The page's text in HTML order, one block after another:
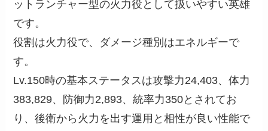
ットランチャー型の火力役として扱いやすい英雄
です。
役割は火力役で、ダメージ種別はエネルギーで
す。
Lv.150時の基本ステータスは攻撃力24,403、体力
383,829、防御力2,893、統率力350とされてお
り、後衛から火力を出す運用と相性が良い性能で